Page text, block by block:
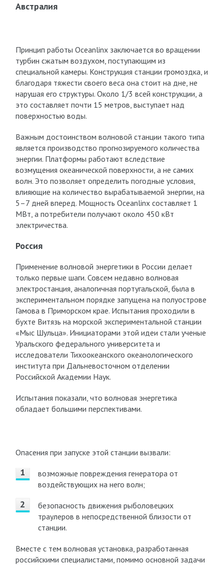
Австралия
Принцип работы Oceanlinx заключается во вращении
турбин сжатым воздухом, поступающим из
специальной камеры. Конструкция станции громоздка, и
благодаря тяжести своего веса она стоит на дне, не
нарушая его структуры. Около 1/3 всей конструкции, а
это составляет почти 15 метров, выступает над
поверхностью воды.
Важным достоинством волновой станции такого типа
является производство прогнозируемого количества
энергии. Платформы работают вследствие
возмущения океанической поверхности, а не самих
волн. Это позволяет определить погодные условия,
влияющие на количество вырабатываемой энергии, на
5–7 дней вперед. Мощность Oceanlinx составляет 1
МВт, а потребители получают около 450 кВт
электричества.
Россия
Применение волновой энергетики в России делает
только первые шаги. Совсем недавно волновая
электростанция, аналогичная португальской, была в
экспериментальном порядке запущена на полуострове
Гамова в Приморском крае. Испытания проходили в
бухте Витязь на морской экспериментальной станции
«Мыс Шульца». Инициаторами этой идеи стали ученые
Уральского федерального университета и
исследователи Тихоокеанского океанологического
института при Дальневосточном отделении
Российской Академии Наук.
Испытания показали, что волновая энергетика
обладает большими перспективами.
Опасения при запуске этой станции вызвали:
возможные повреждения генератора от
воздействующих на него волн;
безопасность движения рыболовецких
траулеров в непосредственной близости от
станции.
Вместе с тем волновая установка, разработанная
российскими специалистами, помимо основной задачи